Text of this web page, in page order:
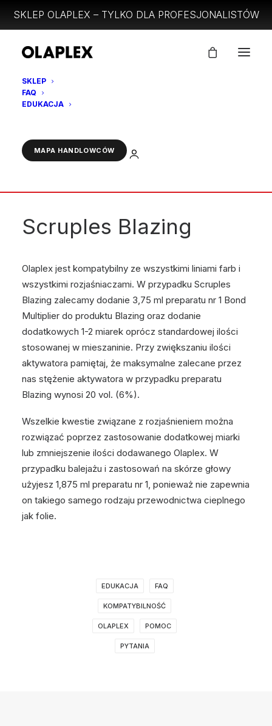
SKLEP OLAPLEX – TYLKO DLA PROFESJONALISTÓW
SKLEP
FAQ
EDUKACJA
MAPA HANDLOWCÓW ZALOGUJ
Scruples Blazing
Olaplex jest kompatybilny ze wszystkimi liniami farb i
wszystkimi rozjaśniaczami. W przypadku Scruples
Blazing zalecamy dodanie 3,75 ml preparatu nr 1 Bond
Multiplier do produktu Blazing oraz dodanie
dodatkowych 1-2 miarek oprócz standardowej ilości
stosowanej w mieszaninie. Przy zwiększaniu ilości
aktywatora pamiętaj, że maksymalne zalecane przez
nas stężenie aktywatora w przypadku preparatu
Blazing wynosi 20 vol. (6%).
Wszelkie kwestie związane z rozjaśnieniem można
rozwiązać poprzez zastosowanie dodatkowej miarki
lub zmniejszenie ilości dodawanego Olaplex. W
przypadku balejażu i zastosowań na skórze głowy
użyjesz 1,875 ml preparatu nr 1, ponieważ nie zapewnia
on takiego samego rodzaju przewodnictwa cieplnego
jak folie.
EDUKACJA FAQ
KOMPATYBILNOŚĆ
OLAPLEX POMOC
PYTANIA